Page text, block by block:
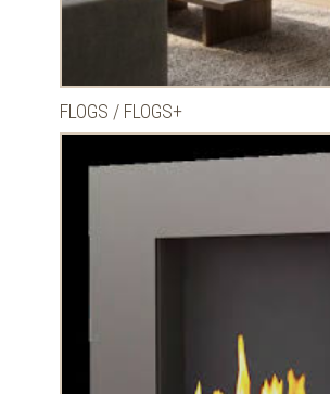
FLOGS / FLOGS+